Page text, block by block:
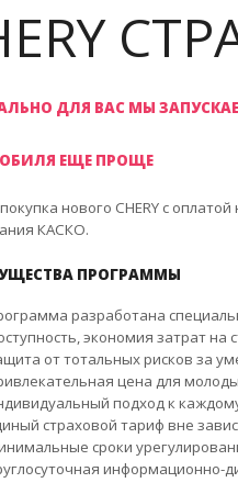
ДЛЯ ВАС МЫ
ЕЩЕ ПРОЩЕ
нового CHERY с
КАСКО.
ПРОГРАММЫ
разработана
экономия затрат на
от тотальных рисков за
цена для
подход к
страховой тариф вне
сроки
информационно-